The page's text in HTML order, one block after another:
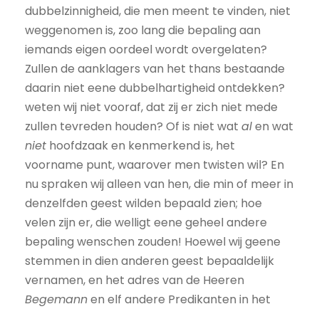
dubbelzinnigheid, die men meent te vinden, niet
weggenomen is, zoo lang die bepaling aan
iemands eigen oordeel wordt overgelaten?
Zullen de aanklagers van het thans bestaande
daarin niet eene dubbelhartigheid ontdekken?
weten wij niet vooraf, dat zij er zich niet mede
zullen tevreden houden? Of is niet wat alen wat
niet hoofdzaak en kenmerkend is, het
voorname punt, waarover men twisten wil? En
nu spraken wij alleen van hen, die min of meer in
denzelfden geest wilden bepaald zien; hoe
velen zijn er, die welligt eene geheel andere
bepaling wenschen zouden! Hoewel wij geene
stemmen in dien anderen geest bepaaldelijk
vernamen, en het adres van de Heeren
Begemannen elf andere Predikanten in het